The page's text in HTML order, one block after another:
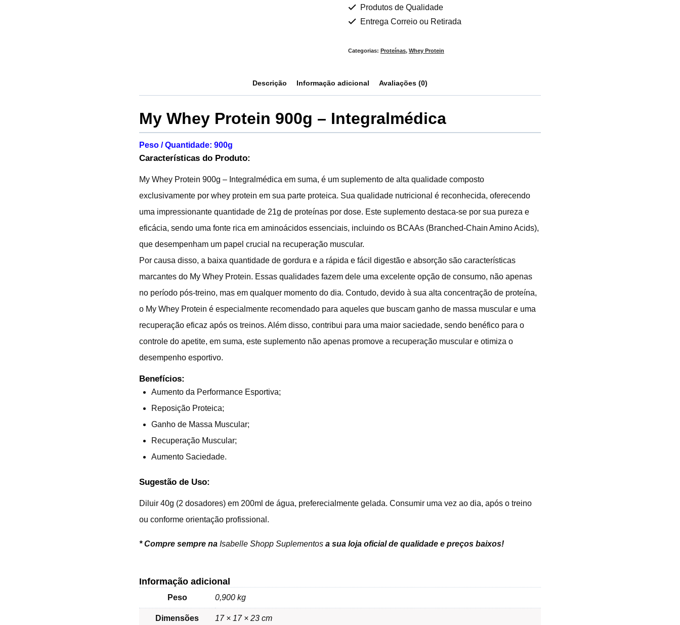
Produtos de Qualidade
Entrega Correio ou Retirada
Categorias: Proteínas, Whey Protein
Descrição Informação adicional Avaliações (0)
My Whey Protein 900g – Integralmédica
Peso / Quantidade: 900g
Características do Produto:
My Whey Protein 900g – Integralmédica em suma, é um suplemento de alta qualidade composto
exclusivamente por whey protein em sua parte proteica. Sua qualidade nutricional é reconhecida, oferecendo
uma impressionante quantidade de 21g de proteínas por dose. Este suplemento destaca-se por sua pureza e
eficácia, sendo uma fonte rica em aminoácidos essenciais, incluindo os BCAAs (Branched-Chain Amino Acids),
que desempenham um papel crucial na recuperação muscular.
Por causa disso, a baixa quantidade de gordura e a rápida e fácil digestão e absorção são características
marcantes do My Whey Protein. Essas qualidades fazem dele uma excelente opção de consumo, não apenas
no período pós-treino, mas em qualquer momento do dia. Contudo, devido à sua alta concentração de proteína,
o My Whey Protein é especialmente recomendado para aqueles que buscam ganho de massa muscular e uma
recuperação eficaz após os treinos. Além disso, contribui para uma maior saciedade, sendo benéfico para o
controle do apetite, em suma, este suplemento não apenas promove a recuperação muscular e otimiza o
desempenho esportivo.
Benefícios:
Aumento da Performance Esportiva;
Reposição Proteica;
Ganho de Massa Muscular;
Recuperação Muscular;
Aumento Saciedade.
Sugestão de Uso:
Diluir 40g (2 dosadores) em 200ml de água, preferecialmente gelada. Consumir uma vez ao dia, após o treino
ou conforme orientação profissional.
*Compre sempre na Isabelle Shopp Suplementos a sua loja oficial de qualidade e preços baixos!
Informação adicional
Peso 0,900 kg
Dimensões 17 × 17 × 23 cm